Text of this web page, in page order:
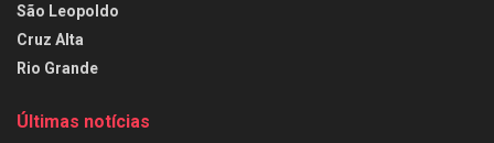
São Leopoldo
Cruz Alta
Rio Grande
Últimas notícias